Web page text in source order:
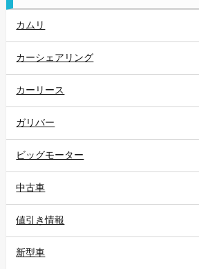
カムリ
カーシェアリング
カーリース
ガリバー
ビッグモーター
中古車
値引き情報
新型車